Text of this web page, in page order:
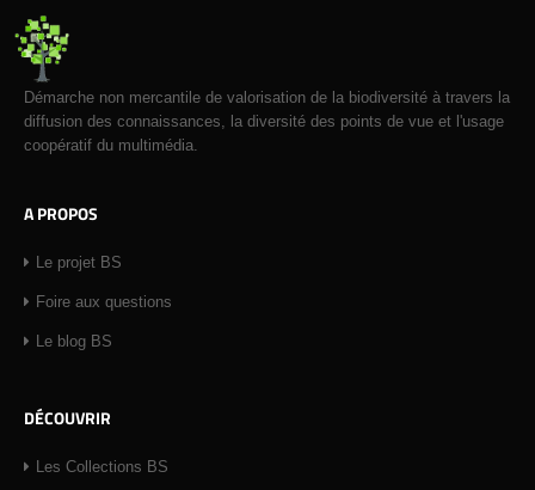
Démarche non mercantile de valorisation de la biodiversité à travers la
diffusion des connaissances, la diversité des points de vue et l'usage
coopératif du multimédia.
A PROPOS
Le projet BS
Foire aux questions
Le blog BS
DÉCOUVRIR
Les Collections BS